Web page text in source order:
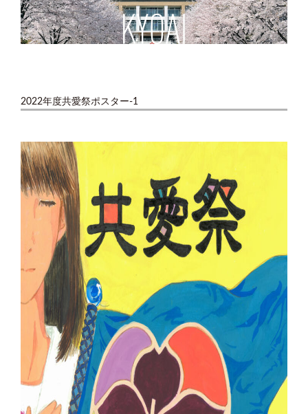
2022年度共愛祭ポスター-1